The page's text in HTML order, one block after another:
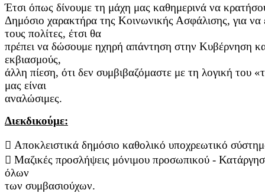
Έτσι όπως δίνουμε τη μάχη μας καθημερινά να
Δημόσιο χαρακτήρα της Κοινωνικής Ασφάλισης, για
τους πολίτες, έτσι θα
πρέπει να δώσουμε ηχηρή απάντηση στην Κυβέρνηση
εκβιασμούς,
άλλη πίεση, ότι δεν συμβιβαζόμαστε με τη λογική του
μας είναι
αναλώσιμες.
Διεκδικούμε:
 Αποκλειστικά δημόσιο καθολικό υποχρεωτικό
 Μαζικές προσλήψεις μόνιμου προσωπικού -
όλων
των συμβασιούχων.